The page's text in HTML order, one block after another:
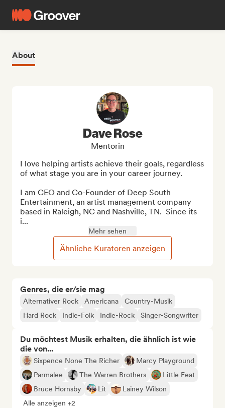
About
Genres, die er/sie mag
Alternativer Rock Americana
Country-Musik
Hard Rock
Indie-Folk Indie-Rock Singer-Songwriter
Du möchtest Musik erhalten, die ähnlich ist wie
die von...
Sixpence None The Richer
Marcy Playground
Parmalee
The Warren Brothers
Little Feat
Bruce Hornsby
Lit
Lainey Wilson
Alle anzeigen +2
Dave Rose
Mentorin
I love helping artists achieve their goals, regardless
of what stage you are in your career journey.
I am CEO and Co-Founder of Deep South
Entertainment, an artist management company
based in Raleigh, NC and Nashville, TN.  Since its
i...
Mehr sehen
Ähnliche Kuratoren anzeigen